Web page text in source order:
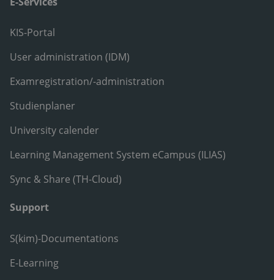
KIS-Portal
User administration (IDM)
Examregistration/-administration
Studienplaner
University calender
Learning Management System eCampus (ILIAS)
Sync & Share (TH-Cloud)
Support
S(kim)-Documentations
E-Learning